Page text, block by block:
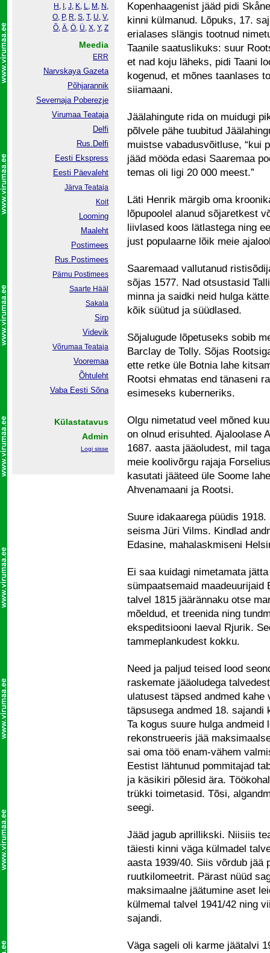
Kopenhaagenist jääd pidi
kinni külmanud. Lõpuks, 17.
erialases slängis tootnud
Taanile saatuslikuks: suur
et nad koju läheks, pidi Taani
kogenud, et mõnes taanlases
siiamaani.
Jäälahingute rida on muidugi
põlvele pähe tuubitud
muistse vabadusvõitluse, “kui
jääd mööda edasi Saaremaa
temas oli ligi 20 000 meest.”
Läti Henrik märgib oma
lõpupoolel alanud sõjaretkest
liivlased koos lätlastega ning
just populaarne lõik meie
Saaremaad vallutanud
sõjas 1577. Nad otsustasid
minna ja saidki neid hulga
kõik süütud ja süüdlased.
Sõjalugude lõpetuseks sobib
Barclay de Tolly. Sõjas
ette retke üle Botnia lahe
Rootsi ehmatas end tänaseni
esimeseks kuberneriks.
Olgu nimetatud veel mõned
on olnud erisuhted. Ajaloolase
1687. aasta jääoludest, mil
meie koolivõrgu rajaja
kasutati jääteed üle Soome
Ahvenamaani ja Rootsi.
Suure idakaarega püüdis
seisma Jüri Vilms. Kindlad
Edasine, mahalaskmiseni
Ei saa kuidagi nimetamata
sümpaatsemaid
talvel 1815 jäärännaku otse
mõeldud, et treenida ning
ekspeditsiooni laeval Rjurik.
tammeplankudest kokku.
Need ja paljud teised lood
raskemate jääoludega
ulatusest täpsed andmed
täpsusega andmed 18.
Ta kogus suure hulga
rekonstrueeris jää
sai oma töö enam-vähem
Eestist lähtunud pommitajad
ja käsikiri põlesid ära.
trükki toimetasid. Tõsi,
seegi.
Jääd jagub aprillikski. Niisiis
täiesti kinni väga külmadel
aasta 1939/40. Siis võrdub jää
ruutkilomeetrit. Pärast nüüd
maksimaalne jäätumine aset
külmemal talvel 1941/42 ning
sajandi.
Väga sageli oli karme jäätalvi
H , , J, K, L, M , N ,
O, P, R, S, T, U, V,
Õ, Ä, Ö, Ü, X, Y, Z
Meedia
ERR
Narvskaya Gazeta
Põhjarannik
Severnaja Poberezje
Virumaa Teataja
Delfi
Rus.Delfi
Eesti Ekspress
Eesti Päevaleht
Järva Teataja
Koit
Looming
Maaleht
Postimees
Rus.Postimees
Pärnu Postimees
Saarte Hääl
Sakala
Sirp
Videvik
Võrumaa Teataja
Vooremaa
Õhtuleht
Vaba Eesti Sõna
Külastatavus
Admin
Logi sisse